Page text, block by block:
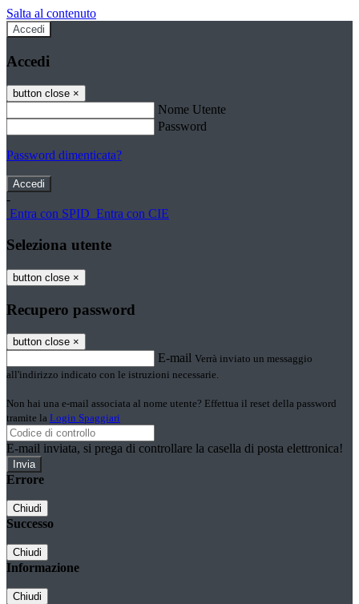
Salta al contenuto
Accedi
Accedi
button close ×
Nome Utente
Password
Password dimenticata?
-
Entra con SPID Entra con CIE
Seleziona utente
button close ×
Recupero password
button close ×
E-mail Verrà inviato un messaggio
all'indirizzo indicato con le istruzioni necessarie.
Non hai una e-mail associata al nome utente? Effettua il reset della password
tramite la Login Spaggiari
E-mail inviata, si prega di controllare la casella di posta elettronica!
Errore
Chiudi
Successo
Chiudi
Informazione
Chiudi